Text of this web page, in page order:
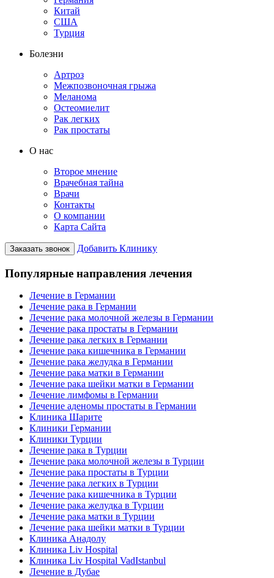
Китай
США
Турция
Болезни
Артроз
Межпозвоночная грыжа
Меланома
Остеомиелит
Рак легких
Рак простаты
О нас
Второе мнение
Врачебная тайна
Врачи
Контакты
О компании
Карта Сайта
Заказать звонок Добавить Клинику
Популярные направления лечения
Лечение в Германии
Лечение рака в Германии
Лечение рака молочной железы в Германии
Лечение рака простаты в Германии
Лечение рака легких в Германии
Лечение рака кишечника в Германии
Лечение рака желудка в Германии
Лечение рака матки в Германии
Лечение рака шейки матки в Германии
Лечение лимфомы в Германии
Лечение аденомы простаты в Германии
Клиника Шарите
Клиники Германии
Клиники Турции
Лечение рака в Турции
Лечение рака молочной железы в Турции
Лечение рака простаты в Турции
Лечение рака легких в Турции
Лечение рака кишечника в Турции
Лечение рака желудка в Турции
Лечение рака матки в Турции
Лечение рака шейки матки в Турции
Клиника Анадолу
Клиника Liv Hospital
Клиника Liv Hospital VadIstanbul
Лечение в Дубае